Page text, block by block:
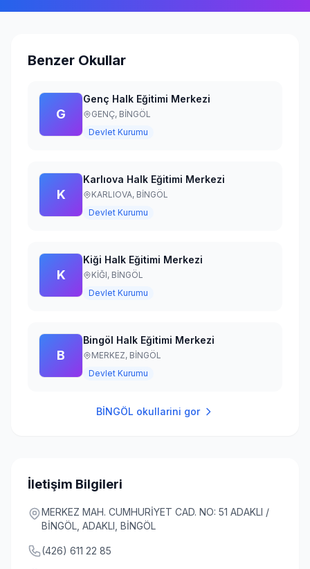
Benzer Okullar
G
Genç Halk Eğitimi Merkezi
GENÇ, BİNGÖL
Devlet Kurumu
K
Karlıova Halk Eğitimi Merkezi
KARLIOVA, BİNGÖL
Devlet Kurumu
K
Kiği Halk Eğitimi Merkezi
KİĞI, BİNGÖL
Devlet Kurumu
B
Bingöl Halk Eğitimi Merkezi
MERKEZ, BİNGÖL
Devlet Kurumu
BİNGÖL okullarini gor
İletişim Bilgileri
MERKEZ MAH. CUMHURİYET CAD. NO: 51 ADAKLI /
BİNGÖL, ADAKLI, BİNGÖL
(426) 611 22 85